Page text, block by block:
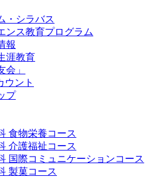
・シラバス
ンス教育プログラム
報
涯教育
会」
ウント
プ
⾷物栄養コース
介護福祉コース
国際コミュニケーションコース
製菓コース